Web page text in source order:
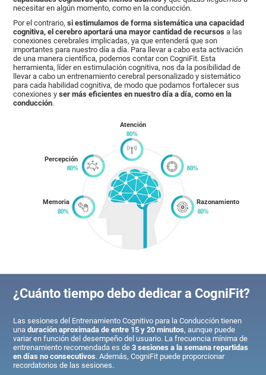
necesitar en algún momento, como en la conducción.
Por el contrario,si estimulamos de forma sistemática una capacidad
cognitiva, el cerebro aportará una mayor cantidad de recursos a las
conexiones cerebrales implicadas, ya que entenderá que son
importantes para nuestro día a día. Para llevar a cabo esta activación
de una manera científica, podemos contar con CogniFit. Esta
herramienta, líder en estimulación cognitiva, nos da la posibilidad de
llevar a cabo un entrenamiento cerebral personalizado y sistemático
para cada habilidad cognitiva, de modo que podamos fortalecer sus
conexiones yser más eficientes en nuestro día a día, como en la
conducción.
Memoria
Percepción
Atención
Razonamiento
¿Cuánto tiempo debo dedicar a CogniFit?
Las sesiones del Entrenamiento Cognitivo para la Conducción tienen
unaduración aproximada de entre 15 y 20 minutos, aunque puede
variar en función del desempeño del usuario. La frecuencia mínima de
entrenamiento recomendada es de3 sesiones a la semana repartidas
en días no consecutivos. Además, CogniFit puede proporcionar
recordatorios de las sesiones.